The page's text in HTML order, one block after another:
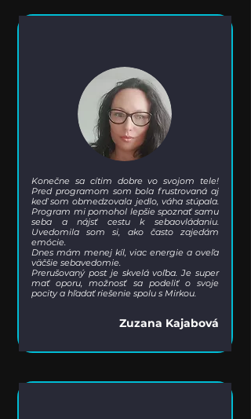
Konečne sa cítim dobre vo svojom tele!
Pred programom som bola frustrovaná aj
keď som obmedzovala jedlo, váha stúpala.
Program mi pomohol lepšie spoznať samu
seba a nájsť cestu k sebaovládaniu.
Uvedomila som si, ako často zajedám
emócie.
Dnes mám menej kíl, viac energie a oveľa
väčšie sebavedomie.
Prerušovaný post je skvelá voľba. Je super
mať oporu, možnosť sa podeliť o svoje
pocity a hľadať riešenie spolu s Mirkou.
Zuzana Kajabová